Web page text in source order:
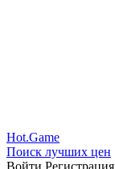
Hot.Game
Поиск лучших цен
Войти Регистрация